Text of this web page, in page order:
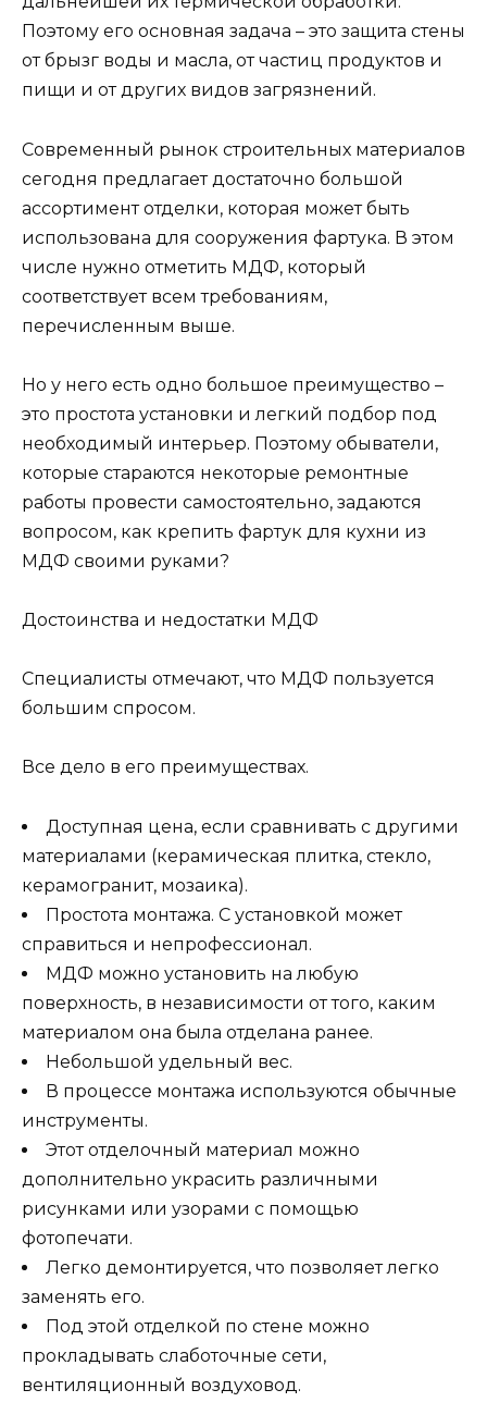
Поэтому его основная задача – это защита стены
от брызг воды и масла, от частиц продуктов и
пищи и от других видов загрязнений.
Современный рынок строительных материалов
сегодня предлагает достаточно большой
ассортимент отделки, которая может быть
использована для сооружения фартука. В этом
числе нужно отметить МДФ, который
соответствует всем требованиям,
перечисленным выше.
Но у него есть одно большое преимущество –
это простота установки и легкий подбор под
необходимый интерьер. Поэтому обыватели,
которые стараются некоторые ремонтные
работы провести самостоятельно, задаются
вопросом, как крепить фартук для кухни из
МДФ своими руками?
Достоинства и недостатки МДФ
Специалисты отмечают, что МДФ пользуется
большим спросом.
Все дело в его преимуществах.
Доступная цена, если сравнивать с другими
материалами (керамическая плитка, стекло,
керамогранит, мозаика).
Простота монтажа. С установкой может
справиться и непрофессионал.
МДФ можно установить на любую
поверхность, в независимости от того, каким
материалом она была отделана ранее.
Небольшой удельный вес.
В процессе монтажа используются обычные
инструменты.
Этот отделочный материал можно
дополнительно украсить различными
рисунками или узорами с помощью
фотопечати.
Легко демонтируется, что позволяет легко
заменять его.
Под этой отделкой по стене можно
прокладывать слаботочные сети,
вентиляционный воздуховод.